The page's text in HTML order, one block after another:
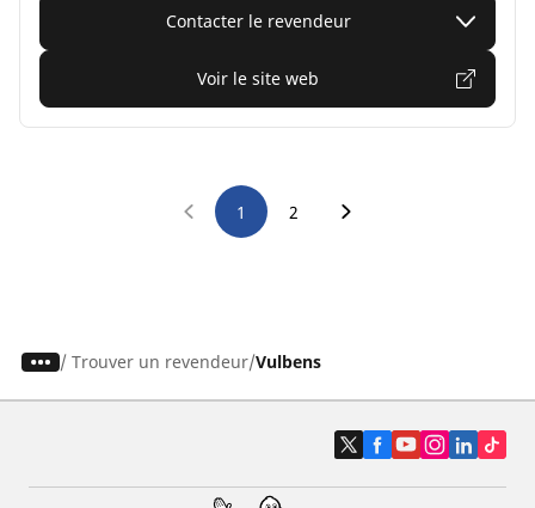
Contacter le revendeur
Voir le site web
1 2
/ Trouver un revendeur Vulbens